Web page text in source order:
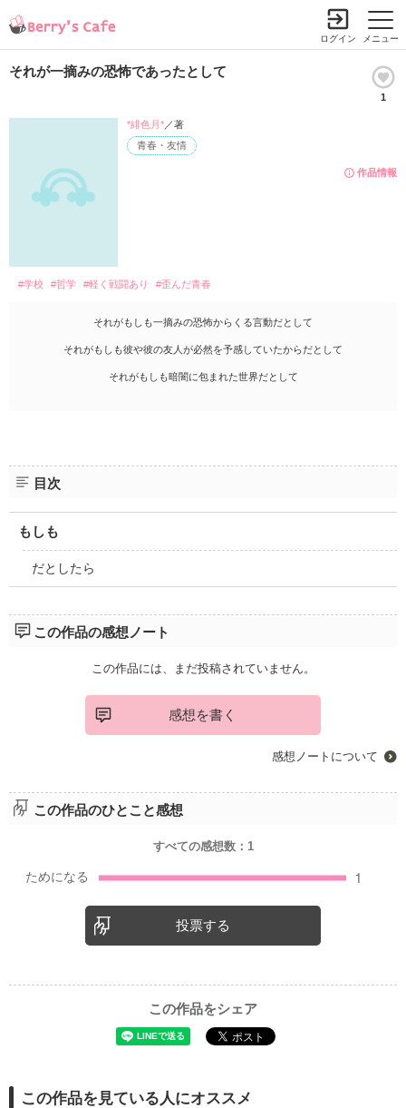
メニュー
ログイン
それが一摘みの恐怖であったとして
1
作品情報
青春・友情
*緋色月*／著
#学校 #哲学 #軽く戦闘あり #歪んだ青春
それがもしも一摘みの恐怖からくる言動だとして
それがもしも彼や彼の友人が必然を予感していたからだとして
それがもしも暗闇に包まれた世界だとして
目次
もしも
だとしたら
この作品の感想ノート
この作品には、まだ投稿されていません。
感想を書く
感想ノートについて
この作品のひとこと感想
すべての感想数： 1
投票する
この作品をシェア
この作品を見ている人にオススメ